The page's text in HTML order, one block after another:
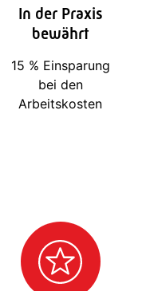
In der Praxis
bewährt
15 % Einsparung
bei den
Arbeitskosten